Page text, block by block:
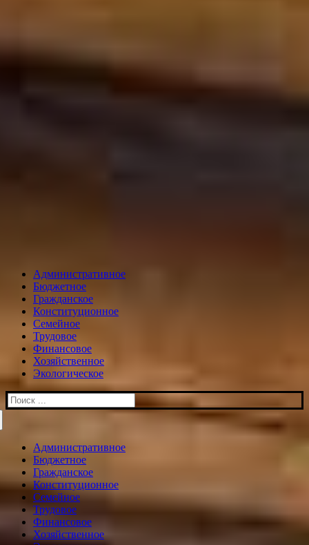
Административное
Бюджетное
Гражданское
Конституционное
Семейное
Трудовое
Финансовое
Хозяйственное
Экологическое
Искать:
Административное
Бюджетное
Гражданское
Конституционное
Семейное
Трудовое
Финансовое
Хозяйственное